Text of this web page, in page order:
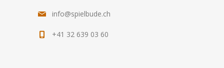
info@spielbude.ch
+41 32 639 03 60